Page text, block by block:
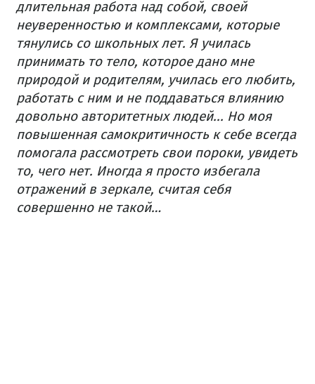
длительная работа над собой, своей
неуверенностью и комплексами, которые
тянулись со школьных лет. Я училась
принимать то тело, которое дано мне
природой и родителям, училась его любить,
работать с ним и не поддаваться влиянию
довольно авторитетных людей... Но моя
повышенная самокритичность к себе всегда
помогала рассмотреть свои пороки, увидеть
то, чего нет. Иногда я просто избегала
отражений в зеркале, считая себя
совершенно не такой…